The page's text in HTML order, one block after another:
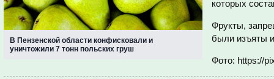
В Пензенской области конфисковали и
уничтожили 7 тонн польских груш
которых
Фрукты,
были изъяты
Фото: https://